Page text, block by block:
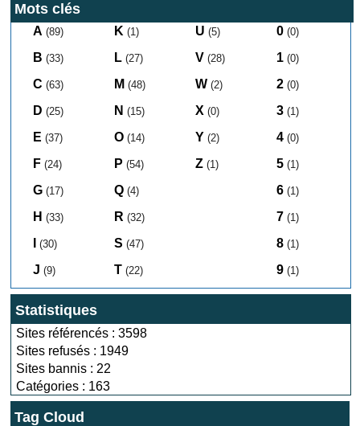
Mots clés
A (89)
B (33)
C (63)
D (25)
E (37)
F (24)
G (17)
H (33)
(30)
J (9)
K (1)
L (27)
M (48)
N (15)
O (14)
P (54)
Q (4)
R (32)
S (47)
T (22)
U (5)
V (28)
W (2)
X (0)
Y (2)
Z (1)
0 (0)
1 (0)
2 (0)
3 (1)
4 (0)
5 (1)
6 (1)
7 (1)
8 (1)
9 (1)
Statistiques
Sites référencés : 3598
Sites refusés : 1949
Sites bannis : 22
Catégories : 163
Tag Cloud